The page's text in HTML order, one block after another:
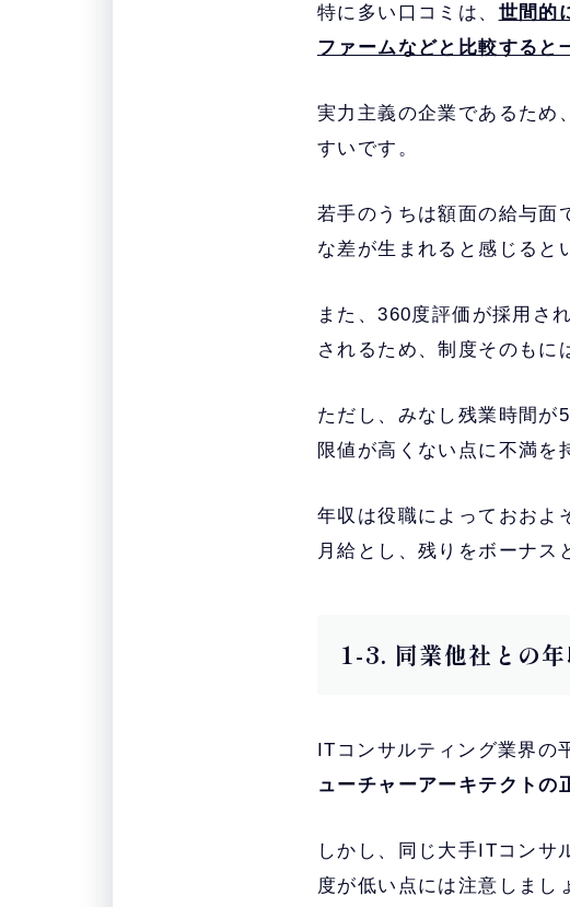
特に多い口コミは、 世間的
ファームなどと比較すると
実力主義の企業であるため
すいです。
若手のうちは額面の給与面
な差が生まれると感じると
また、360度評価が採用さ
されるため、制度そのもに
ただし、みなし残業時間が
限値が高くない点に不満を
年収は役職によっておおよ
月給とし、残りをボーナス
1-3. 同業他社との
ITコンサルティング業界の
ューチャーアーキテクトの
しかし、同じ大手ITコンサ
度が低い点には注意しまし